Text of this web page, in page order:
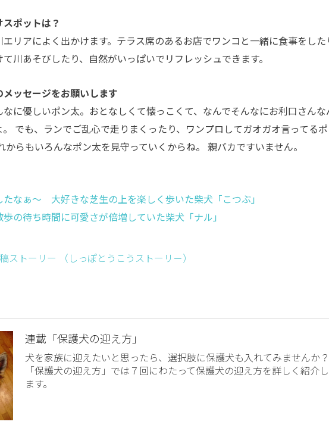
ポットは？
リアによく出かけます。テラス席のあるお店でワンコと一緒に食事をした
川あそびしたり、自然がいっぱいでリフレッシュできます。
ッセージをお願いします
に優しいポン太。おとなしくて懐っこくて、なんでそんなにお利口さんな
でも、ランでご乱心で走りまくったり、ワンプロしてガオガオ言ってる
からもいろんなポン太を見守っていくからね。 親バカですいません。
なぁ～ 大好きな芝生の上を楽しく歩いた柴犬「こつぶ」
の待ち時間に可愛さが倍増していた柴犬「ナル」
ストーリー （しっぽとうこうストーリ－）
連載「保護犬の迎え方」
犬を家族に迎えたいと思ったら、選択肢に保護犬も入れてみませんか
「保護犬の迎え方」では７回にわたって保護犬の迎え方を詳しく紹介
ます。